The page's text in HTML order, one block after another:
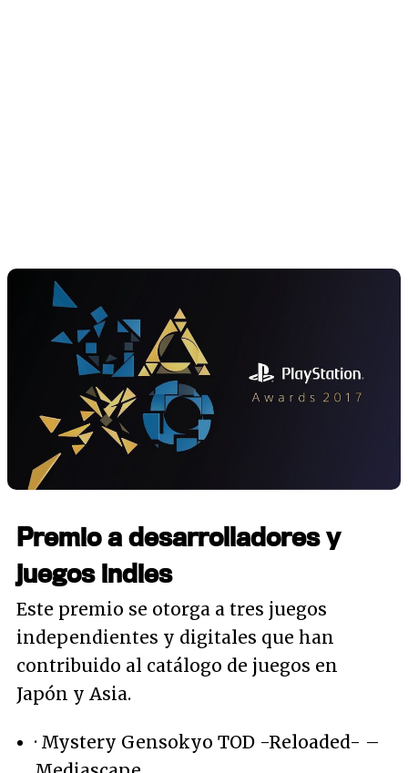
Premio a desarrolladores y
juegos indies
Este premio se otorga a tres juegos
independientes y digitales que han
contribuido al catálogo de juegos en
Japón y Asia.
· Mystery Gensokyo TOD -Reloaded- –